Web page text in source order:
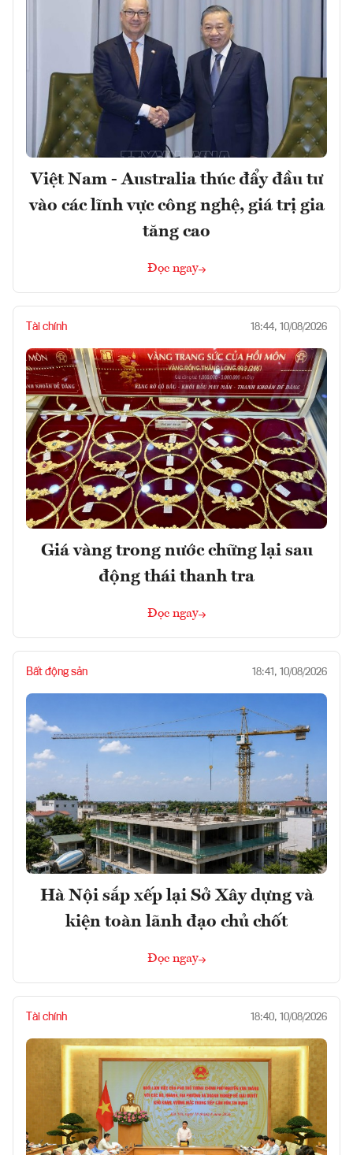
Việt Nam - Australia thúc đẩy đầu tư
vào các lĩnh vực công nghệ, giá trị gia
tăng cao
Đọc ngay
Tài chính 18:44, 10/08/2026
Giá vàng trong nước chững lại sau
động thái thanh tra
Đọc ngay
Bất động sản 18:41, 10/08/2026
Hà Nội sắp xếp lại Sở Xây dựng và
kiện toàn lãnh đạo chủ chốt
Đọc ngay
Tài chính 18:40, 10/08/2026